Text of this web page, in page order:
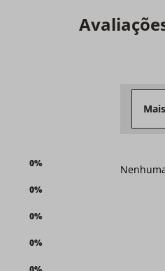
0%
0%
0%
0%